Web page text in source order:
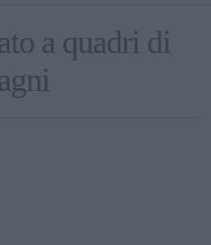
a quadri di